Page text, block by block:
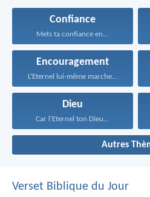
Confiance
Mets ta confiance en...
Encouragement
L’Eternel lui-même marchera devant...
Dieu
Car l’Eternel ton Dieu...
Autres
Verset Biblique du Jour